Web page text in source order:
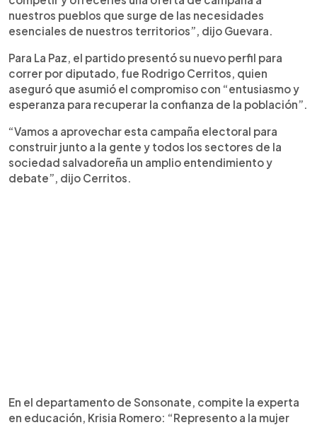
nuestros pueblos que surge de las necesidades
esenciales de nuestros territorios”, dijo Guevara.
Para La Paz, el partido presentó su nuevo perfil para
correr por diputado, fue Rodrigo Cerritos, quien
aseguró que asumió el compromiso con “entusiasmo y
esperanza para recuperar la confianza de la población”.
“Vamos a aprovechar esta campaña electoral para
construir junto a la gente y todos los sectores de la
sociedad salvadoreña un amplio entendimiento y
debate”, dijo Cerritos.
En el departamento de Sonsonate, compite la experta
en educación, Krisia Romero: “Represento a la mujer